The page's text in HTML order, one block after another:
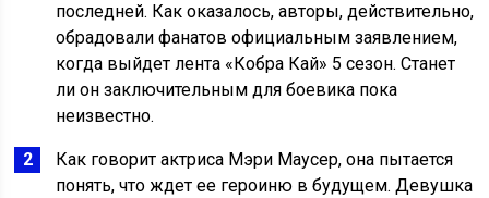
последней. Как оказалось, авторы, действительно,
обрадовали фанатов официальным заявлением,
когда выйдет лента «Кобра Кай» 5 сезон. Станет
ли он заключительным для боевика пока
неизвестно.
Как говорит актриса Мэри Маусер, она пытается
понять, что ждет ее героиню в будущем. Девушка